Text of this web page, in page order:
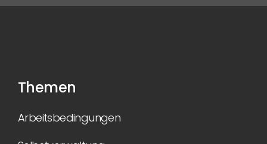
Themen
Arbeitsbedingungen